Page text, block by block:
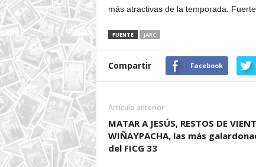
más atractivas de la temporada.
FUENTE JARC
Compartir Facebook
Artículo anterior
MATAR A JESÚS, RESTOS DE
WIÑAYPACHA, las más
del FICG 33